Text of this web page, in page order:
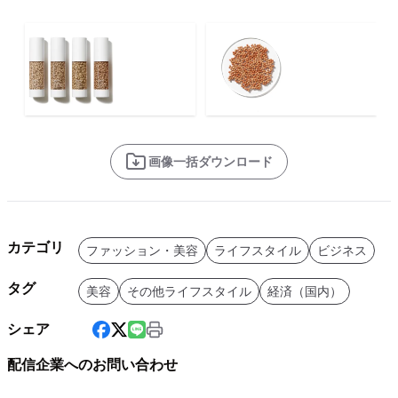
画像一括ダウンロード
カテゴリ ファッション・美容 ライフスタイル ビジネス
タグ 美容 その他ライフスタイル 経済（国内）
シェア
配信企業へのお問い合わせ